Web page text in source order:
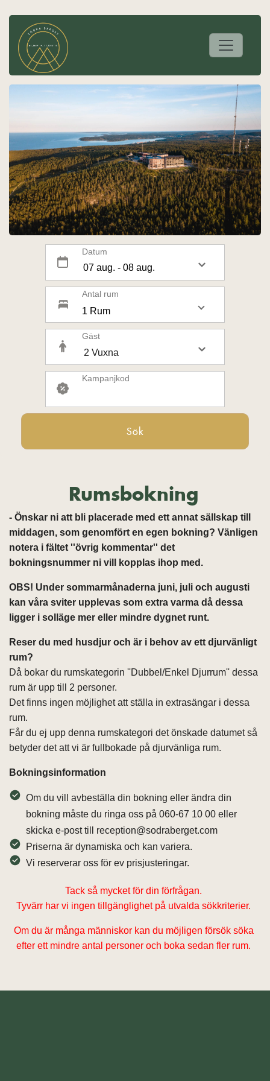
Datum
Antal rum
1 Rum
Gäst
Kampanjkod
Sök
Rumsbokning
- Önskar ni att bli placerade med ett annat sällskap till
middagen, som genomfört en egen bokning? Vänligen
notera i fältet ''övrig kommentar'' det
bokningsnummer ni vill kopplas ihop med.
OBS! Under sommarmånaderna juni, juli och augusti
kan våra sviter upplevas som extra varma då dessa
ligger i solläge mer eller mindre dygnet runt.
Reser du med husdjur och är i behov av ett djurvänligt
rum?
Då bokar du rumskategorin ''Dubbel/Enkel Djurrum'' dessa
rum är upp till 2 personer.
Det finns ingen möjlighet att ställa in extrasängar i dessa
rum.
Får du ej upp denna rumskategori det önskade datumet så
betyder det att vi är fullbokade på djurvänliga rum.
Bokningsinformation
Om du vill avbeställa din bokning eller ändra din
bokning måste du ringa oss på 060-67 10 00 eller
skicka e-post till reception@sodraberget.com
Priserna är dynamiska och kan variera.
Vi reserverar oss för ev prisjusteringar.
Tack så mycket för din förfrågan.
Tyvärr har vi ingen tillgänglighet på utvalda sökkriterier.
Om du är många människor kan du möjligen försök söka
efter ett mindre antal personer och boka sedan fler rum.